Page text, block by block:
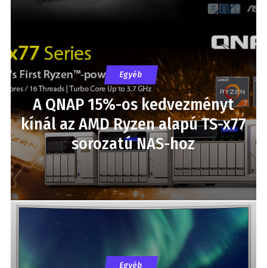
Egyéb
A QNAP 15%-os kedvezményt
kínál az AMD Ryzen alapú TS-x77
sorozatú NAS-hoz
Egyéb